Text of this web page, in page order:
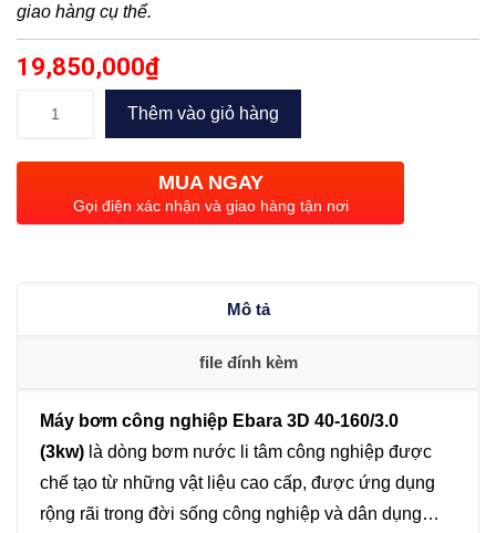
giao hàng cụ thể.
19,850,000₫
nghiệp
3D
Thêm vào giỏ hàng
MUA NGAY
Gọi điện xác nhận và giao hàng tận nơi
Mô tả
file đính kèm
Máy bơm công nghiệp Ebara 3D 40-160/3.0
(3kw) là dòng bơm nước li tâm công nghiệp được
chế tạo từ những vật liệu cao cấp, được ứng dụng
rộng rãi trong đời sống công nghiệp và dân dụng…